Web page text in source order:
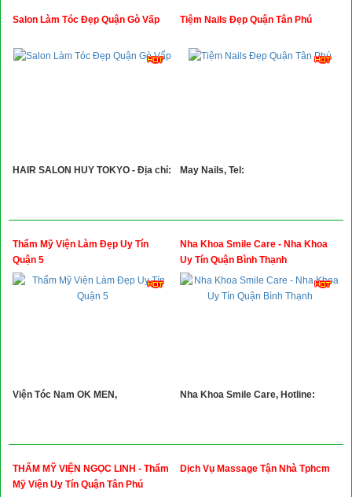
Salon Làm Tóc Đẹp Quận Gò Vấp
HAIR SALON HUY TOKYO - Địa chỉ:
Tiệm Nails Đẹp Quận Tân Phú
May Nails, Tel:
Thẩm Mỹ Viện Làm Đẹp Uy Tín
Quận 5
Viện Tóc Nam OK MEN,
Nha Khoa Smile Care - Nha Khoa
Uy Tín Quận Bình Thạnh
Nha Khoa Smile Care, Hotline:
THẨM MỸ VIỆN NGỌC LINH - Thẩm
Mỹ Viện Uy Tín Quận Tân Phú
Dịch Vụ Massage Tận Nhà Tphcm